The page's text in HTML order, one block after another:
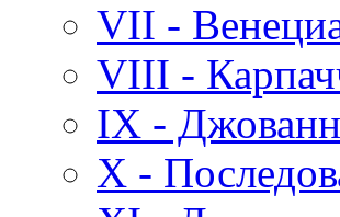
VII -
VIII -
IX -
X -